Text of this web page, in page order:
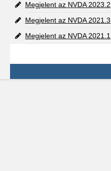
Megjelent az NVDA 2023.2
Megjelent az NVDA 2021.3
Megjelent az NVDA 2021.1